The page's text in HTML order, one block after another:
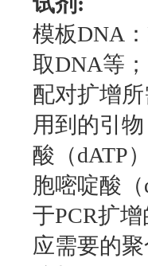
模板DNA
取DNA等
配对扩增
用到的引
酸（dATP
胞嘧啶酸
于PCR扩
应需要的